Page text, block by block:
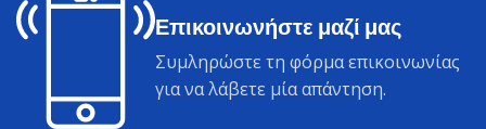
Επικοινωνήστε μαζί μας
Συμληρώστε τη φόρμα επικοινωνίας
για να λάβετε μία απάντηση.